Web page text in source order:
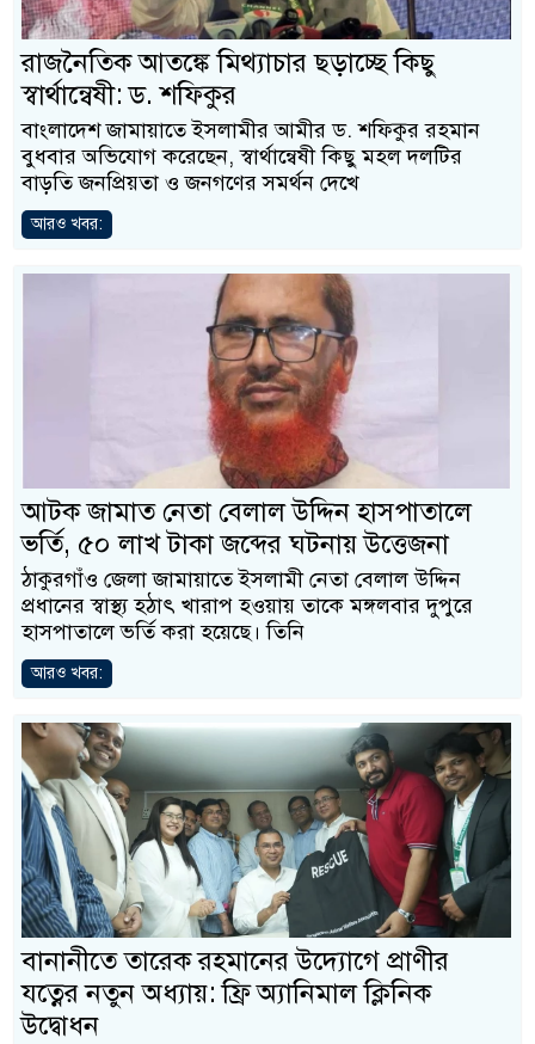
রাজনৈতিক আতঙ্কে মিথ্যাচার ছড়াচ্ছে কিছু
স্বার্থান্বেষী: ড. শফিকুর
বাংলাদেশ জামায়াতে ইসলামীর আমীর ড. শফিকুর রহমান
বুধবার অভিযোগ করেছেন, স্বার্থান্বেষী কিছু মহল দলটির
বাড়তি জনপ্রিয়তা ও জনগণের সমর্থন দেখে
আরও খবর:
আটক জামাত নেতা বেলাল উদ্দিন হাসপাতালে
ভর্তি, ৫০ লাখ টাকা জব্দের ঘটনায় উত্তেজনা
ঠাকুরগাঁও জেলা জামায়াতে ইসলামী নেতা বেলাল উদ্দিন
প্রধানের স্বাস্থ্য হঠাৎ খারাপ হওয়ায় তাকে মঙ্গলবার দুপুরে
হাসপাতালে ভর্তি করা হয়েছে। তিনি
আরও খবর:
বানানীতে তারেক রহমানের উদ্যোগে প্রাণীর
যত্নের নতুন অধ্যায়: ফ্রি অ্যানিমাল ক্লিনিক
উদ্বোধন